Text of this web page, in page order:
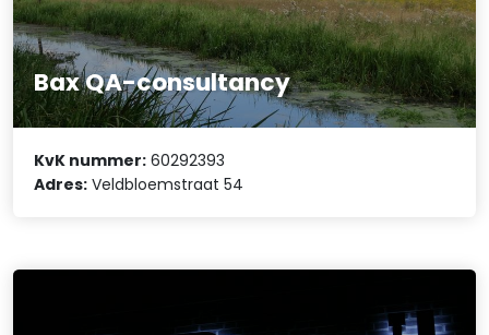
Bax QA-consultancy
KvK nummer: 60292393
Adres: Veldbloemstraat 54